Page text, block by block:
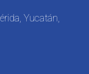
Yucatán,